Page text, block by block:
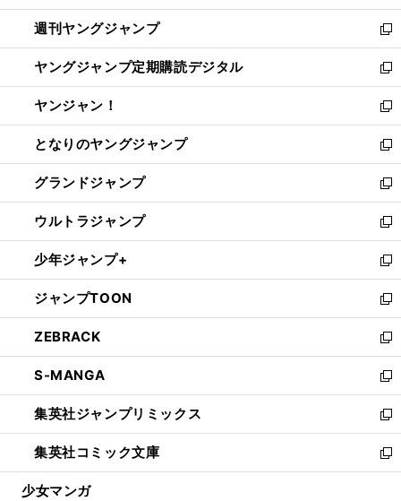
開
く
ウ
で
開
く
ン
ド
ウ
で
開
く
ウ
ィ
ン
ド
ウ
で
開
く
週刊ヤングジャンプ
新
し
い
ウ
ィ
ン
ド
ウ
で
開
く
ヤングジャンプ定期購読デジタル
新
し
い
ウ
ィ
ン
ド
ウ
で
開
く
ヤンジャン！
新
し
い
ウ
ィ
ン
ド
ウ
で
開
く
となりのヤングジャンプ
新
し
い
ウ
ィ
ン
ド
ウ
で
開
く
グランドジャンプ
新
し
い
ウ
ィ
ン
ド
ウ
で
開
く
ウルトラジャンプ
新
し
い
ウ
ィ
ン
ド
ウ
で
開
く
少年ジャンプ+
新
し
い
ウ
ィ
ン
ド
ウ
で
開
く
ジャンプTOON
新
し
い
ウ
ィ
ン
ド
ウ
で
開
ZEBRACK
新
し
い
ウ
ィ
ン
ド
ウ
S-MANGA
新
し
い
ウ
ィ
ン
集英社ジャンプリミックス
新
し
い
ウ
集英社コミック文庫
新
し
少女マンガ